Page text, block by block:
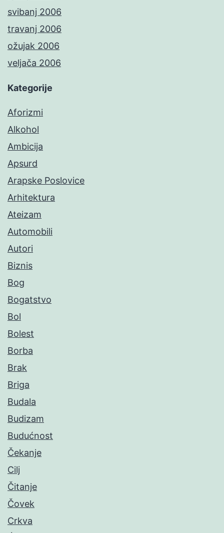
svibanj 2006
travanj 2006
ožujak 2006
veljača 2006
Kategorije
Aforizmi
Alkohol
Ambicija
Apsurd
Arapske Poslovice
Arhitektura
Ateizam
Automobili
Autori
Biznis
Bog
Bogatstvo
Bol
Bolest
Borba
Brak
Briga
Budala
Budizam
Budućnost
Čekanje
Cilj
Čitanje
Čovek
Crkva